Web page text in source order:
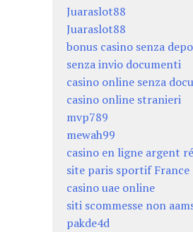
Juaraslot88
Juaraslot88
bonus casino senza
senza invio documenti
casino online senza
casino online stranieri
mvp789
mewah99
casino en ligne argent
site paris sportif France
casino uae online
siti scommesse non
pakde4d